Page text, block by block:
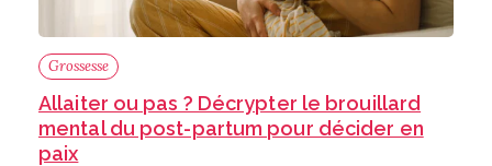
Grossesse
Allaiter ou pas ? Décrypter le brouillard
mental du post-partum pour décider en
paix